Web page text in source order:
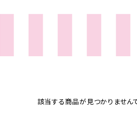
該当する商品が見つかりません